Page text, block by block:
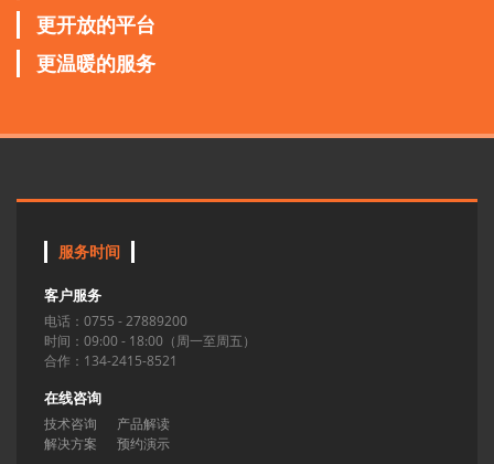
更开放的平台
更温暖的服务
服务时间
客户服务
电话：0755 - 27889200
时间：09:00 - 18:00（周一至周五）
合作：134-2415-8521
在线咨询
技术咨询
产品解读
解决方案
预约演示